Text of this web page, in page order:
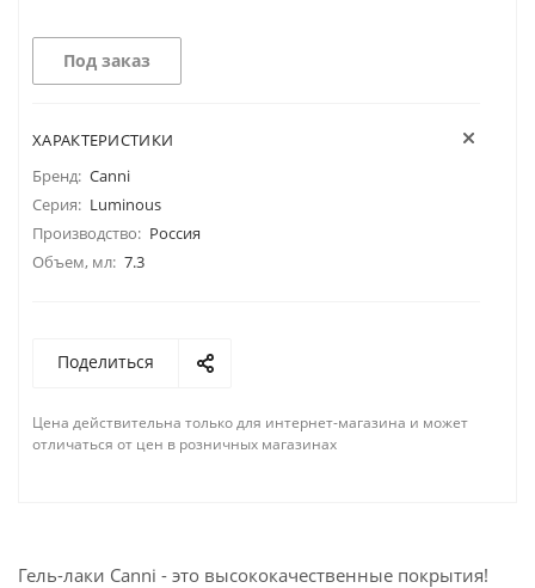
Под заказ
ХАРАКТЕРИСТИКИ
Бренд: Canni
Серия: Luminous
Производство: Россия
Объем, мл: 7.3
Поделиться
Цена действительна только для интернет-магазина и может
отличаться от цен в розничных магазинах
Гель-лаки Canni - это высококачественные покрытия!